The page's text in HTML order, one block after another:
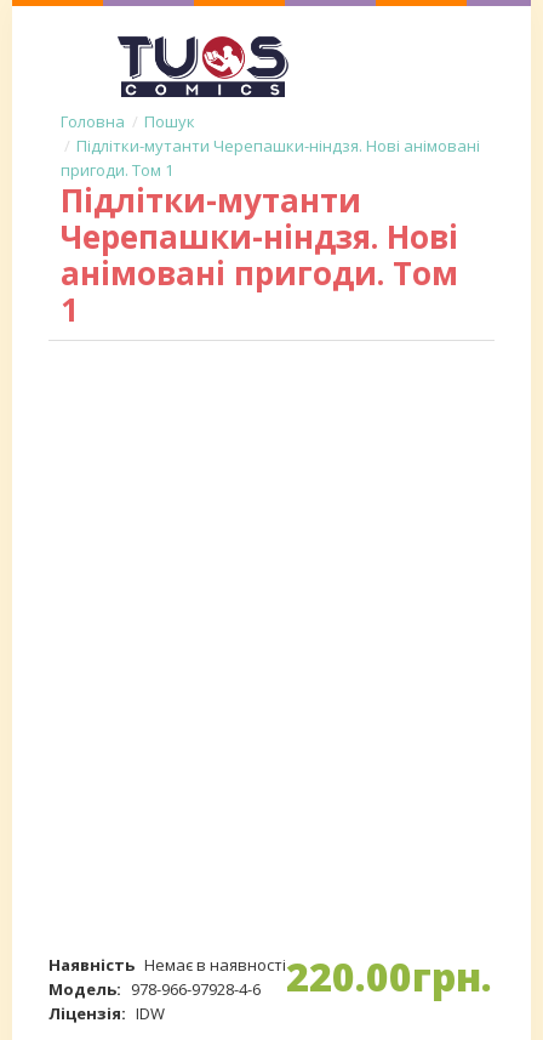
Пошук
Підлітки-мутанти Черепашки-ніндзя. Нові анімовані
пригоди. Том 1
Підлітки-мутанти
Черепашки-ніндзя. Нові
анімовані пригоди. Том
1
Наявність Немає в наявності
Модель: 978-966-97928-4-6
Ліцензія: IDW
220.00грн.